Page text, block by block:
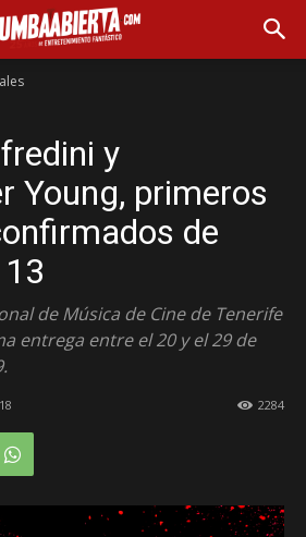
y
Young, primeros
de
de Música de Cine de Tenerife
entrega entre el 20 y el 29 de
2284